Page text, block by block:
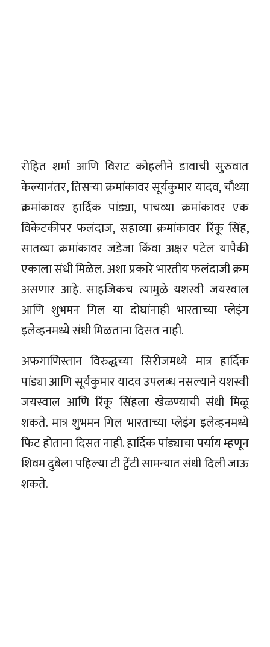
रोहित शर्मा आणि विराट कोहलीने डावाची सुरुवात
केल्यानंतर, तिसऱ्या क्रमांकावर सूर्यकुमार यादव, चौथ्या
क्रमांकावर हार्दिक पांड्या, पाचव्या क्रमांकावर एक
विकेटकीपर फलंदाज, सहाव्या क्रमांकावर रिंकू सिंह,
सातव्या क्रमांकावर जडेजा किंवा अक्षर पटेल यापैकी
एकाला संधी मिळेल. अशा प्रकारे भारतीय फलंदाजी क्रम
असणार आहे. साहजिकच त्यामुळे यशस्वी जयस्वाल
आणि शुभमन गिल या दोघांनाही भारताच्या प्लेइंग
इलेव्हनमध्ये संधी मिळताना दिसत नाही.
अफगाणिस्तान विरुद्धच्या सिरीजमध्ये मात्र हार्दिक
पांड्या आणि सूर्यकुमार यादव उपलब्ध नसल्याने यशस्वी
जयस्वाल आणि रिंकू सिंहला खेळण्याची संधी मिळू
शकते. मात्र शुभमन गिल भारताच्या प्लेइंग इलेव्हनमध्ये
फिट होताना दिसत नाही. हार्दिक पांड्याचा पर्याय म्हणून
शिवम दुबेला पहिल्या टी ट्वेंटी सामन्यात संधी दिली जाऊ
शकते.